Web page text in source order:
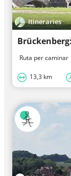
Itineraries
Ruta per caminar
13,3 km